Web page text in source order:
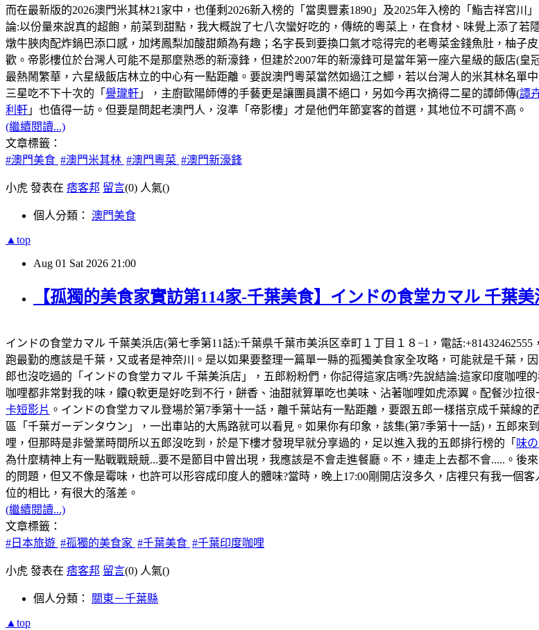
而在最新版的2026澳門米其林21家中，也僅剩2026新入榜的「當奧豐素1890」及2025年入榜的「鮨吉祥宮
論:以份量來說真的超飽，前菜到甜點，我大概說了七八次蠻好吃的，傳統的粵菜上，在食材、味覺上添了
燉牛脥肉配炸鍋巴添口感，加烤鳳梨加酸甜頗為有趣；名字長到要換口氣才唸得完的老粵菜金錢魚肚，柚子
歡。帝影樓位於台灣人可能不是那麼熟悉的新濠鋒，但建於2007年的新濠鋒可是當年第一座六星級的飯店(
最熱鬧繁華，六星級飯店林立的中心有一點距離。要說澳門粵菜當然如過江之鯽，若以台灣人的米其林名單
三星吃不下十次的「 譽瓏軒 」，主廚歐陽師傅的手藝更是讓團員讚不絕口，另如今再次摘得二星的譚師傳(譚
利軒 」也值得一訪。但要是問起老澳門人，沒準「帝影樓」才是他們年節宴客的首選，其地位不可謂不高。
(繼續閱讀...)
文章標籤：
#澳門美食 #澳門米其林 #澳門粵菜 #澳門新濠鋒
小虎 發表在 痞客邦 留言(0) 人氣()
個人分類： 澳門美食
▲top
Aug 01 Sat 2026 21:00
【孤獨的美食家實訪第114家-千葉美食】インドの食堂カマル 千葉
インドの食堂カマル 千葉美浜店(第七季第11話):千葉県千葉市美浜区幸町１丁目１８−1，電話
跑最勤的應該是千葉，又或者是神奈川。是以如果要整理一篇單一縣的孤獨美食家全攻略，可能就是千葉，
郎也沒吃過的「インドの食堂カマル 千葉美浜店」，五郎粉粉們，你記得這家店嗎?先說結論:這家印度咖
咖哩都非常對我的味，饢Q軟更是好吃到不行，餅香、油甜就算單吃也美味、沾著咖哩如虎添翼。配餐沙拉
卡短影片 。インドの食堂カマル登場於第7季第十一話，離千葉站有一點距離，要跟五郎一樣搭京成千葉線
區「千葉ガーデンタウン」，一出車站的大馬路就可以看見。如果你有印象，該集(第7季第十一話)，五郎
哩，但那時是非營業時間所以五郎沒吃到，於是下樓才發現早就分享過的，足以進入我的五郎排行榜的「 味
為什麼精神上有一點戰戰競競...要不是節目中曾出現，我應該是不會走進餐廳。不，連走上去都不會.....。
的問題，但又不像是霉味，也許可以形容成印度人的體味?當時，晚上17:00剛開店沒多久，店裡只有我一個
位的相比，有很大的落差。
(繼續閱讀...)
文章標籤：
#日本旅遊 #孤獨的美食家 #千葉美食 #千葉印度咖哩
小虎 發表在 痞客邦 留言(0) 人氣()
個人分類： 關東－千葉縣
▲top